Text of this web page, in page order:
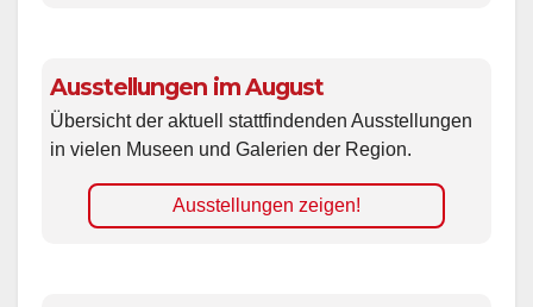
Ausstellungen im August
Übersicht der aktuell stattfindenden Ausstellungen
in vielen Museen und Galerien der Region.
Ausstellungen zeigen!